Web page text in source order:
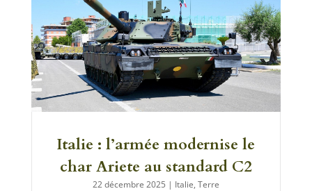
Italie : l’armée modernise le
char Ariete au standard C2
22 décembre 2025 | Italie, Terre